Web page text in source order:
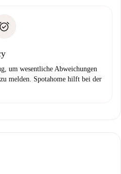
um wesentliche Abweichungen
melden. Spotahome hilft bei der